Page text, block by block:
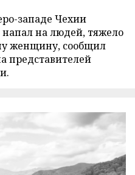
западе Чехии
на людей, тяжело
женщину, сообщил
представителей